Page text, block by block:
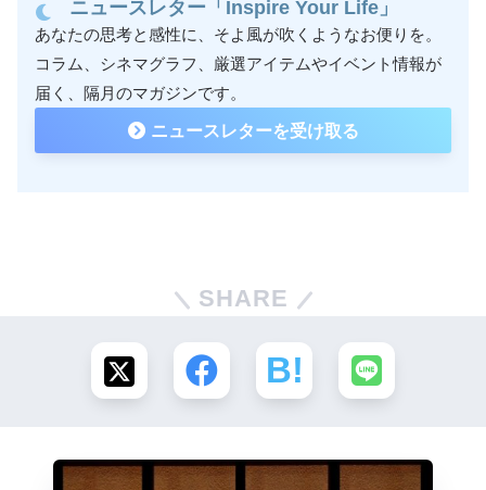
ニュースレター「Inspire Your Life」
あなたの思考と感性に、そよ風が吹くようなお便りを。
コラム、シネマグラフ、厳選アイテムやイベント情報が
届く、隔月のマガジンです。
ニュースレターを受け取る
SHARE